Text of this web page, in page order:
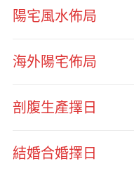
陽宅風水佈局
海外陽宅佈局
剖腹生產擇日
結婚合婚擇日